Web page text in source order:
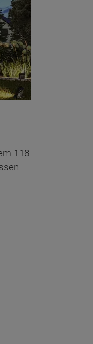
118